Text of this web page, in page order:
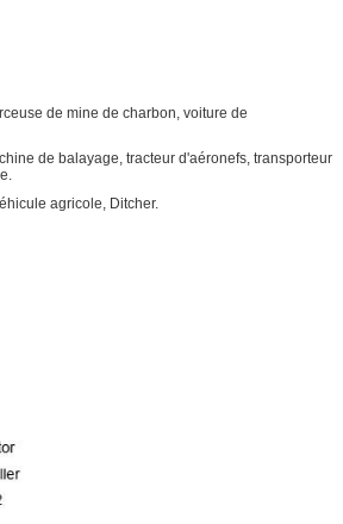
de mine de charbon, voiture de
de balayage, tracteur d'aéronefs, transporteur
agricole, Ditcher.